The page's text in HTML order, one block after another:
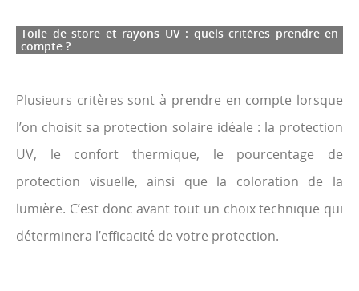
Toile de store et rayons UV : quels critères prendre en
compte ?
Plusieurs critères sont à prendre en compte lorsque
l’on choisit sa protection solaire idéale : la protection
UV, le confort thermique, le pourcentage de
protection visuelle, ainsi que la coloration de la
lumière. C’est donc avant tout un choix technique qui
déterminera l’efficacité de votre protection.